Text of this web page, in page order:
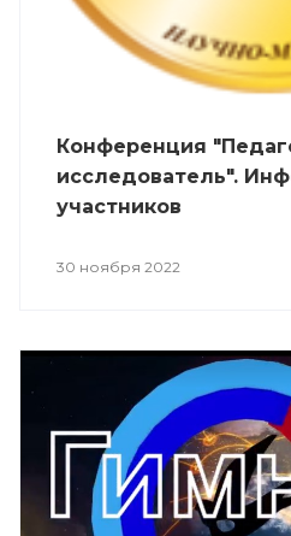
Конференция
исследователь".
участников
30 ноября 2022